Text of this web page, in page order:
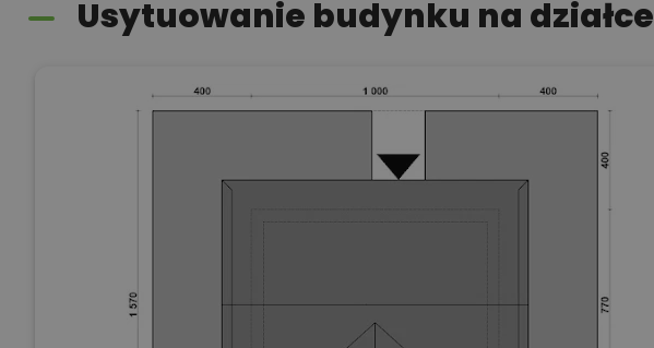
Usytuowanie budynku na działce